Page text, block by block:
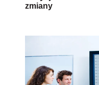
zmiany